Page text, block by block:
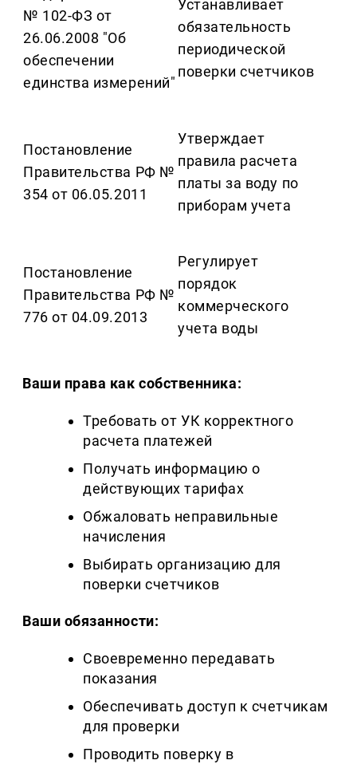
№ 102-ФЗ от
26.06.2008 "Об
обеспечении
единства измерений"
Устанавливает
обязательность
периодической
поверки счетчиков
Постановление
Правительства РФ №
354 от 06.05.2011
Утверждает
правила расчета
платы за воду по
приборам учета
Постановление
Правительства РФ №
776 от 04.09.2013
Регулирует
порядок
коммерческого
учета воды
Ваши права как собственника:
Требовать от УК корректного
расчета платежей
Получать информацию о
действующих тарифах
Обжаловать неправильные
начисления
Выбирать организацию для
поверки счетчиков
Ваши обязанности:
Своевременно передавать
показания
Обеспечивать доступ к счетчикам
для проверки
Проводить поверку в